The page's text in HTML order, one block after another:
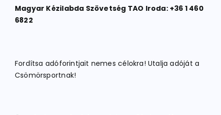
Magyar Kézilabda Szövetség TAO Iroda: +36 1 460
6822
Fordítsa adóforintjait nemes célokra! Utalja adóját a
Csömörsportnak!